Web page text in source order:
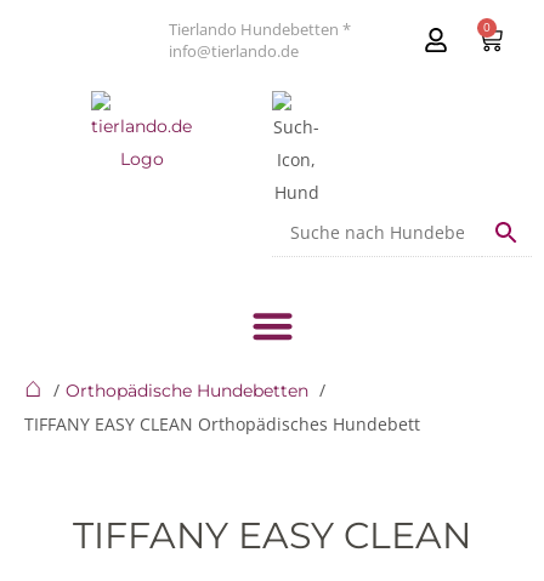
Tierlando Hundebetten *
info@tierlando.de
0
⌂ Orthopädische Hundebetten
TIFFANY EASY CLEAN Orthopädisches Hundebett
TIFFANY EASY CLEAN